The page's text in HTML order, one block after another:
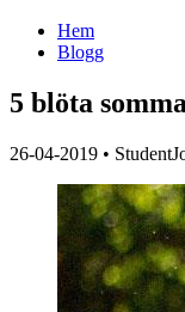
Hem
Blogg
5 blöta
26-04-2019 •